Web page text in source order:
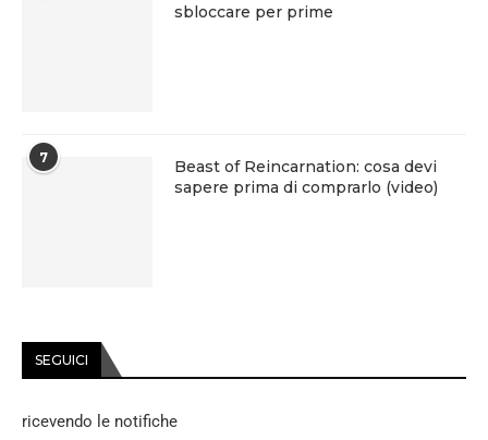
sbloccare per prime
7
Beast of Reincarnation: cosa devi
sapere prima di comprarlo (video)
SEGUICI
ricevendo le notifiche